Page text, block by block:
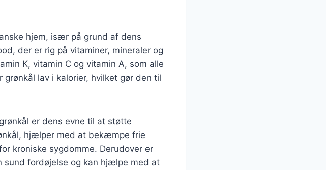
hjem, især på grund af dens
der er rig på vitaminer, mineraler og
K, vitamin C og vitamin A, som alle
lav i kalorier, hvilket gør den til
er dens evne til at støtte
hjælper med at bekæmpe frie
kroniske sygdomme. Derudover er
sund fordøjelse og kan hjælpe med at